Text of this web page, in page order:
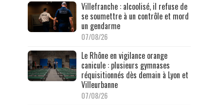
Villefranche : alcoolisé, il refuse de
se soumettre à un contrôle et mord
un gendarme
07/08/26
Le Rhône en vigilance orange
canicule : plusieurs gymnases
réquisitionnés dès demain à Lyon et
Villeurbanne
07/08/26